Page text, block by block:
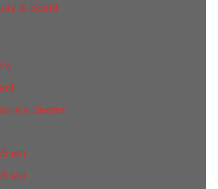
& Scent
Secret
мл
мл